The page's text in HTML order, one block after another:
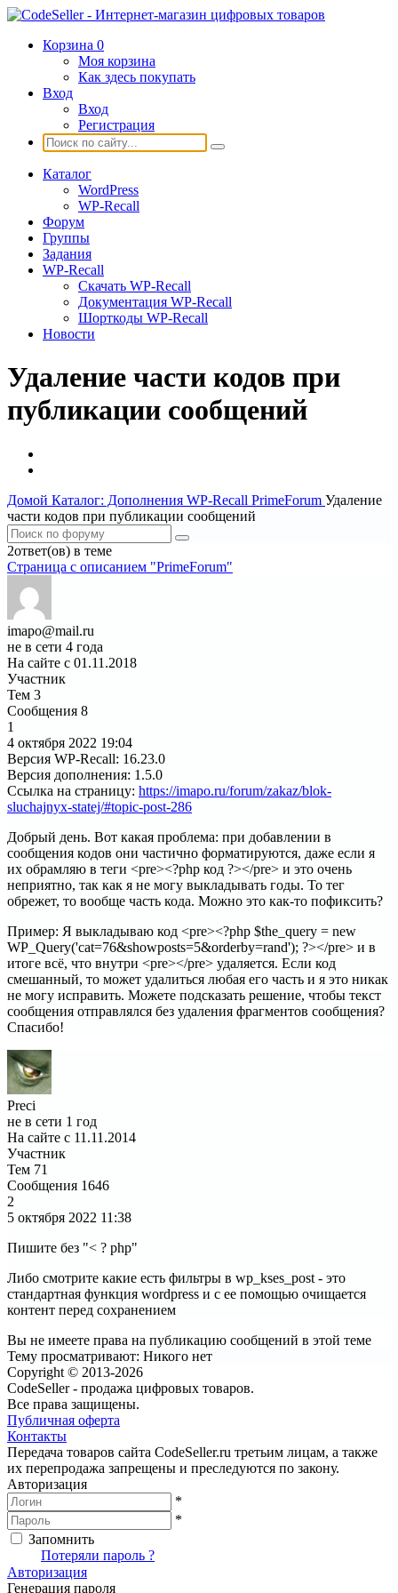
Корзина 0
Моя корзина
Как здесь покупать
Вход
Вход
Регистрация
Каталог
WordPress
WP-Recall
Форум
Группы
Задания
WP-Recall
Скачать WP-Recall
Документация WP-Recall
Шорткоды WP-Recall
Новости
Удаление части кодов при
публикации сообщений
Домой Каталог: Дополнения WP-Recall PrimeForum Удаление
части кодов при публикации сообщений
2ответ(ов) в теме
Страница c описанием "PrimeForum"
imapo@mail.ru
не в сети 4 года
На сайте с 01.11.2018
Участник
Тем 3
Сообщения 8
1
4 октября 2022 19:04
Версия WP-Recall: 16.23.0
Версия дополнения: 1.5.0
Ссылка на страницу: https://imapo.ru/forum/zakaz/blok-
sluchajnyx-statej/#topic-post-286
Добрый день. Вот какая проблема: при добавлении в
сообщения кодов они частично форматируются, даже если я
их обрамляю в теги <pre><?php код ?></pre> и это очень
неприятно, так как я не могу выкладывать годы. То тег
обрежет, то вообще часть кода. Можно это как-то пофиксить?
Пример: Я выкладываю код <pre><?php $the_query = new
WP_Query('cat=76&showposts=5&orderby=rand'); ?></pre> и в
итоге всё, что внутри <pre></pre> удаляется. Если код
смешанный, то может удалиться любая его часть и я это никак
не могу исправить. Можете подсказать решение, чтобы текст
сообщения отправлялся без удаления фрагментов сообщения?
Спасибо!
Preci
не в сети 1 год
На сайте с 11.11.2014
Участник
Тем 71
Сообщения 1646
2
5 октября 2022 11:38
Пишите без "< ? php"
Либо смотрите какие есть фильтры в wp_kses_post - это
стандартная функция wordpress и с ее помощью очищается
контент перед сохранением
Вы не имеете права на публикацию сообщений в этой теме
Тему просматривают: Никого нет
Copyright © 2013-2026
CodeSeller - продажа цифровых товаров.
Все права защищены.
Публичная оферта
Контакты
Передача товаров сайта CodeSeller.ru третьим лицам, а также
их перепродажа запрещены и преследуются по закону.
Авторизация
*
*
Запомнить
Потеряли пароль ?
Авторизация
Генерация пароля